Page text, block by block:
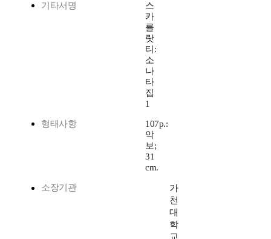
기타서명
스
카
를
랏
티:
소
나
타
집
1
형태사항
107p.:
악
보;
31
cm.
소장기관
가
천
대
학
교